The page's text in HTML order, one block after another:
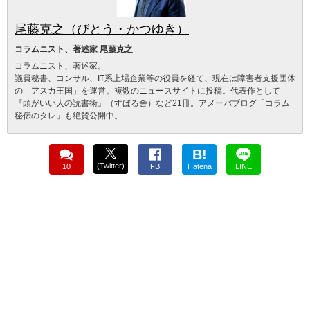
尾藤克之（びとう・かつゆき）
コラムニスト、著述家 尾藤克之
コラムニスト、著述家。
議員秘書、コンサル、IT系上場企業等の役員を経て、現在は障害者支援団体
の「アスカ王国」を運営。複数のニュースサイトに投稿。代表作として
『頭がいい人の読書術』（すばる舎）など21冊。アメーバブログ「コラム
秘伝のタレ」も絶賛公開中。
10 (Twitter) FB
B!
Hatena LINE